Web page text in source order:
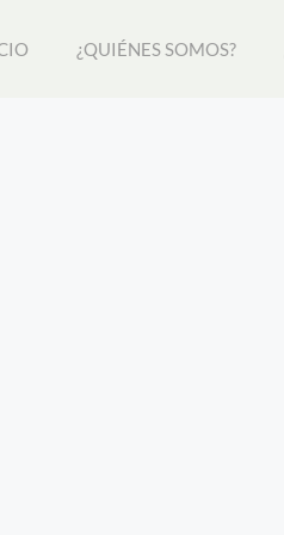
¿QUIÉNES SOMOS?